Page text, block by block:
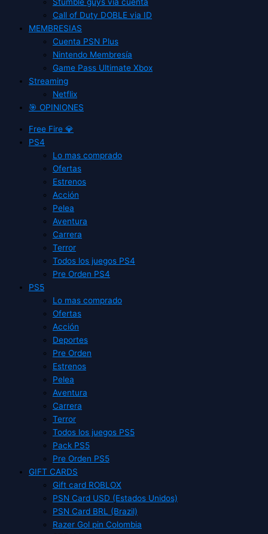
Call of Duty DOBLE via ID
MEMBRESIAS
Cuenta PSN Plus
Nintendo Membresía
Game Pass Ultimate Xbox
Streaming
Netflix
🎯 OPINIONES
Free Fire 💎
PS4
Lo mas comprado
Ofertas
Estrenos
Acción
Pelea
Aventura
Carrera
Terror
Todos los juegos PS4
Pre Orden PS4
PS5
Lo mas comprado
Ofertas
Acción
Deportes
Pre Orden
Estrenos
Pelea
Aventura
Carrera
Terror
Todos los juegos PS5
Pack PS5
Pre Orden PS5
GIFT CARDS
Gift card ROBLOX
PSN Card USD (Estados Unidos)
PSN Card BRL (Brazil)
Razer Gol pin Colombia